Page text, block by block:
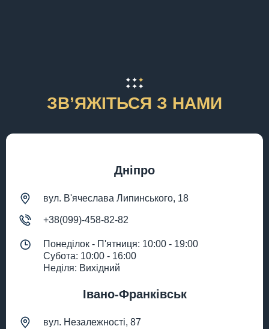
ЗВʼЯЖІТЬСЯ З НАМИ
Дніпро
вул. В'ячеслава Липинського, 18
+38(099)-458-82-82
Понеділок - П'ятниця: 10:00 - 19:00
Субота: 10:00 - 16:00
Неділя: Вихідний
Івано-Франківськ
вул. Незалежності, 87